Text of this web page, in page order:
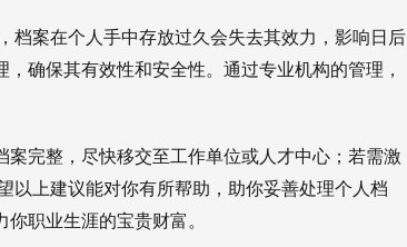
档案在个人手中存放过久会失去其效力，影响日后
确保其有效性和安全性。通过专业机构的管理，
完整，尽快移交至工作单位或人才中心；若需激
以上建议能对你有所帮助，助你妥善处理个人档
职业生涯的宝贵财富。